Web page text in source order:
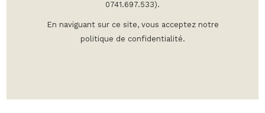
0741.697.533).
En naviguant sur ce site, vous acceptez notre
politique de confidentialité.